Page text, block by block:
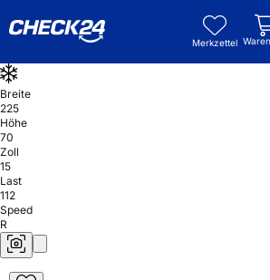
Merkzettel
Breite
225
Höhe
70
Zoll
15
Last
112
Speed
R